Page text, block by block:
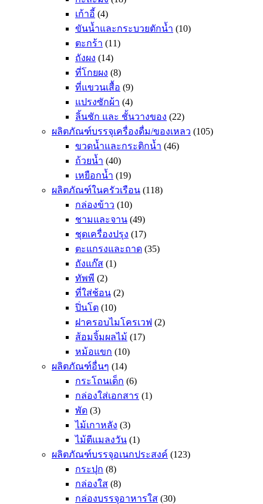
เก้าอี้ (4)
ขันน้ำและกระบวยตักน้ำ (10)
ตะกร้า (11)
ถังผง (14)
ที่โกยผง (8)
ที่แขวนเสื้อ (9)
แปรงซักผ้า (4)
ลิ้นชัก และ ชั้นวางของ (22)
ผลิตภัณฑ์บรรจุเครื่องดื่ม/ของเหลว (105)
ขวดน้ำและกระติกน้ำ (46)
ถ้วยน้ำ (40)
เหยือกน้ำ (19)
ผลิตภัณฑ์ในครัวเรือน (118)
กล่องข้าว (10)
ชามและจาน (49)
ชุดเครื่องปรุง (17)
ตะแกรงและถาด (35)
ถังแก๊ส (1)
ทัพพี (2)
ที่ใส่ช้อน (2)
ปิ่นโต (10)
ฝาครอบไมโครเวฟ (2)
ส้อมจิ้มผลไม้ (17)
หม้อแขก (10)
ผลิตภัณฑ์อื่นๆ (14)
กระโถนเด็ก (6)
กล่องใส่เอกสาร (1)
พัด (3)
ไม้เกาหลัง (3)
ไม้ตีแมลงวัน (1)
ผลิตภัณฑ์บรรจุอเนกประสงค์ (123)
กระปุก (8)
กล่องใส (8)
กล่องบรรจุอาหารใส (30)